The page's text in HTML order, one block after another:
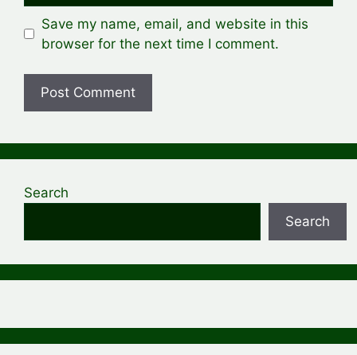
Save my name, email, and website in this
browser for the next time I comment.
Search
Search